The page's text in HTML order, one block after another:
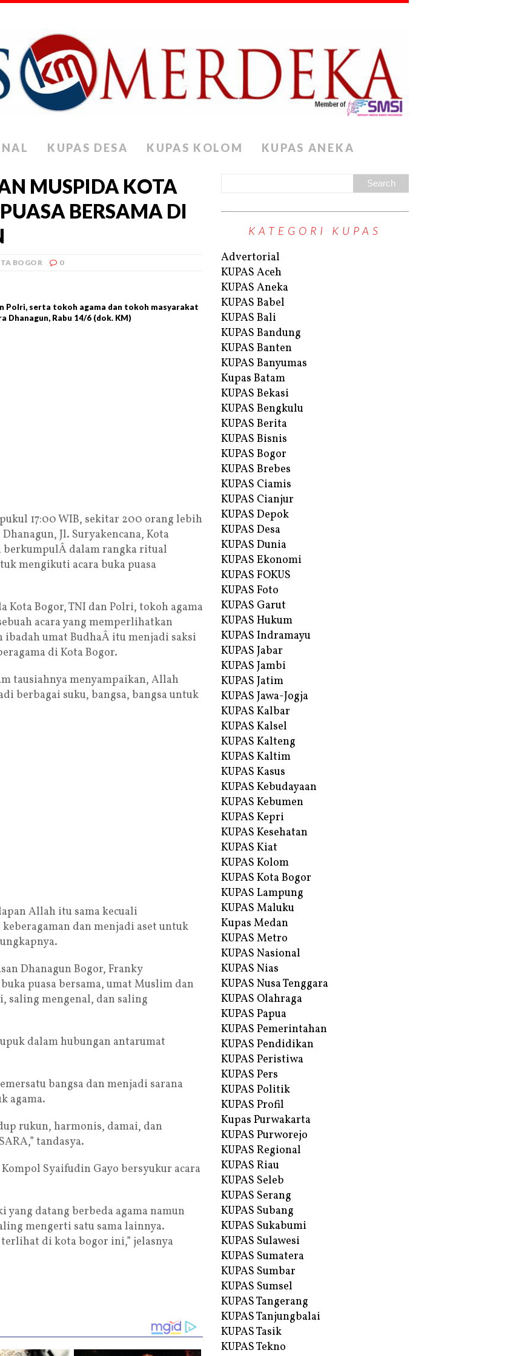
KUPAS DESA KUPAS KOLOM KUPAS ANEKA
MUSPIDA KOTA
BERSAMA DI
BOGOR 0
Polri, serta tokoh agama dan tokoh masyarakat
Rabu 14/6 (dok. KM)
17:00 WIB, sekitar 200 orang lebih
Jl. Suryakencana, Kota
berkumpulÂ dalam rangka ritual
mengikuti acara buka puasa
Bogor, TNI dan Polri, tokoh agama
acara yang memperlihatkan
umat BudhaÂ itu menjadi saksi
di Kota Bogor.
tausiahnya menyampaikan, Allah
berbagai suku, bangsa, bangsa untuk
Allah itu sama kecuali
dan menjadi aset untuk
Dhanagun Bogor, Franky
puasa bersama, umat Muslim dan
saling mengenal, dan saling
dalam hubungan antarumat
bangsa dan menjadi sarana
agama.
rukun, harmonis, damai, dan
tandasya.
Syaifudin Gayo bersyukur acara
yang datang berbeda agama namun
mengerti satu sama lainnya.
di kota bogor ini,” jelasnya
KATEGORI KUPAS
Advertorial
KUPAS Aceh
KUPAS Aneka
KUPAS Babel
KUPAS Bali
KUPAS Bandung
KUPAS Banten
KUPAS Banyumas
Kupas Batam
KUPAS Bekasi
KUPAS Bengkulu
KUPAS Berita
KUPAS Bisnis
KUPAS Bogor
KUPAS Brebes
KUPAS Ciamis
KUPAS Cianjur
KUPAS Depok
KUPAS Desa
KUPAS Dunia
KUPAS Ekonomi
KUPAS FOKUS
KUPAS Foto
KUPAS Garut
KUPAS Hukum
KUPAS Indramayu
KUPAS Jabar
KUPAS Jambi
KUPAS Jatim
KUPAS Jawa-Jogja
KUPAS Kalbar
KUPAS Kalsel
KUPAS Kalteng
KUPAS Kaltim
KUPAS Kasus
KUPAS Kebudayaan
KUPAS Kebumen
KUPAS Kepri
KUPAS Kesehatan
KUPAS Kiat
KUPAS Kolom
KUPAS Kota Bogor
KUPAS Lampung
KUPAS Maluku
Kupas Medan
KUPAS Metro
KUPAS Nasional
KUPAS Nias
KUPAS Nusa Tenggara
KUPAS Olahraga
KUPAS Papua
KUPAS Pemerintahan
KUPAS Pendidikan
KUPAS Peristiwa
KUPAS Pers
KUPAS Politik
KUPAS Profil
Kupas Purwakarta
KUPAS Purworejo
KUPAS Regional
KUPAS Riau
KUPAS Seleb
KUPAS Serang
KUPAS Subang
KUPAS Sukabumi
KUPAS Sulawesi
KUPAS Sumatera
KUPAS Sumbar
KUPAS Sumsel
KUPAS Tangerang
KUPAS Tanjungbalai
KUPAS Tasik
KUPAS Tekno